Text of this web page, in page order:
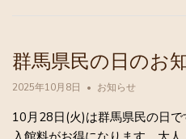
群馬県民の日のお
2025年10月8日 お知らせ
10月28日(火)は群馬県民の日